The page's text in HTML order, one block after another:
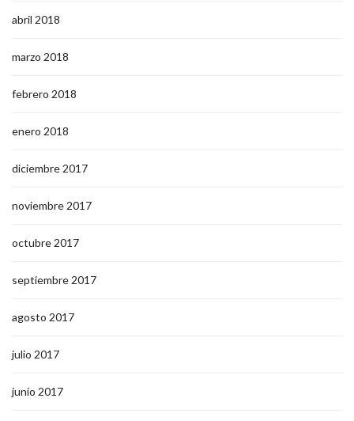
abril 2018
marzo 2018
febrero 2018
enero 2018
diciembre 2017
noviembre 2017
octubre 2017
septiembre 2017
agosto 2017
julio 2017
junio 2017